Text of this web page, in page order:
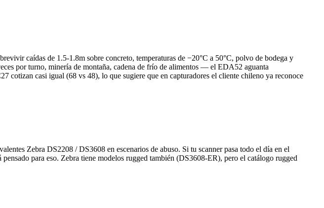
caídas de 1.5-1.8m sobre concreto, temperaturas de −20°C a 50°C, polvo de bodega y
por turno, minería de montaña, cadena de frío de alimentos — el EDA52 aguanta
casi igual (68 vs 48), lo que sugiere que en capturadores el cliente chileno ya reconoce
Zebra DS2208 / DS3608 en escenarios de abuso. Si tu scanner pasa todo el día en el
para eso. Zebra tiene modelos rugged también (DS3608-ER), pero el catálogo rugged